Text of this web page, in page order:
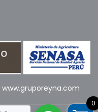
www.gruporeyna.com
0